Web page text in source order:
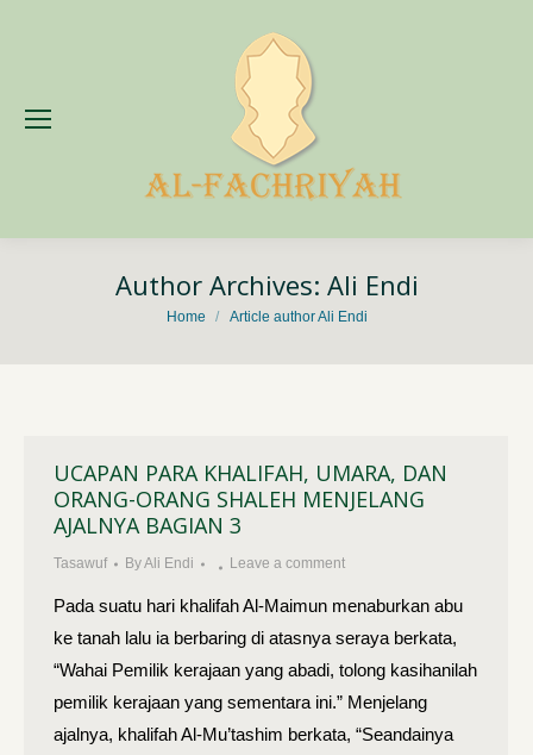
Author Archives: Ali Endi
You are here:
Home Article author Ali Endi
UCAPAN PARA KHALIFAH, UMARA, DAN
ORANG-ORANG SHALEH MENJELANG
AJALNYA BAGIAN 3
Tasawuf ByAli Endi Leave a comment
Pada suatu hari khalifah Al-Maimun menaburkan abu
ke tanah lalu ia berbaring di atasnya seraya berkata,
“Wahai Pemilik kerajaan yang abadi, tolong kasihanilah
pemilik kerajaan yang sementara ini.” Menjelang
ajalnya, khalifah Al-Mu’tashim berkata, “Seandainya